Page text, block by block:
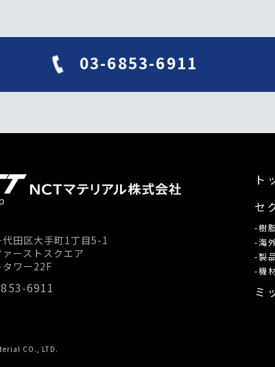
03-6853-6911
田区大手町1丁目5-1
ーストスクエア
タワー22F
6911
ト
セ
-樹
-海
-製
-機
ミ
CO., LTD.